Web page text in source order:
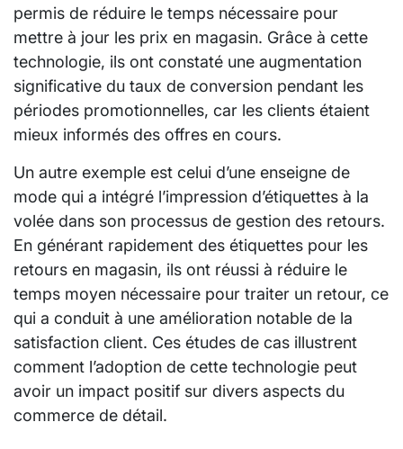
permis de réduire le temps nécessaire pour
mettre à jour les prix en magasin. Grâce à cette
technologie, ils ont constaté une augmentation
significative du taux de conversion pendant les
périodes promotionnelles, car les clients étaient
mieux informés des offres en cours.
Un autre exemple est celui d’une enseigne de
mode qui a intégré l’impression d’étiquettes à la
volée dans son processus de gestion des retours.
En générant rapidement des étiquettes pour les
retours en magasin, ils ont réussi à réduire le
temps moyen nécessaire pour traiter un retour, ce
qui a conduit à une amélioration notable de la
satisfaction client. Ces études de cas illustrent
comment l’adoption de cette technologie peut
avoir un impact positif sur divers aspects du
commerce de détail.